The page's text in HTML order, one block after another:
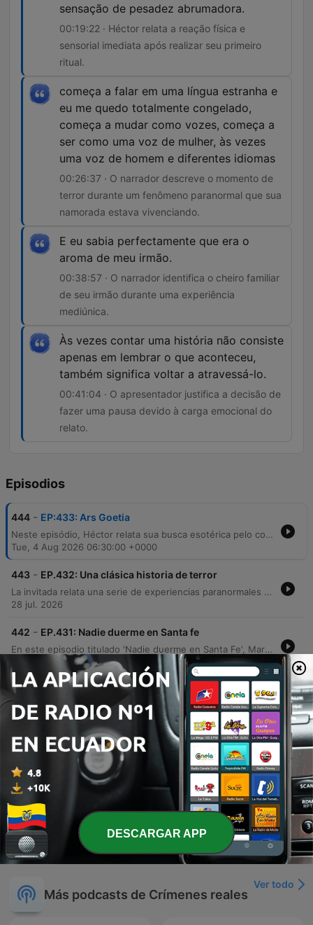
sensação de pesadez abrumadora.
00:19:22 · Héctor relata a reação física e
sensorial imediata após realizar seu primeiro
ritual.
começa a falar em uma língua estranha e
eu me quedo totalmente congelado,
começa a mudar como vozes, começa a
ser como uma voz de mulher, às vezes
uma voz de homem e diferentes idiomas
00:26:37 · O narrador descreve o momento de
terror durante um fenômeno paranormal que sua
namorada estava vivenciando.
E eu sabia perfectamente que era o
aroma de meu irmão.
00:38:57 · O narrador identifica o cheiro familiar
de seu irmão durante uma experiência
mediúnica.
Às vezes contar uma história não consiste
apenas em lembrar o que aconteceu,
também significa voltar a atravessá-lo.
00:41:04 · O apresentador justifica a decisão de
fazer uma pausa devido à carga emocional do
relato.
Episodios
444 - EP:433: Ars Goetia
Neste episódio, Héctor relata sua busca esotérica pelo contato com o irmão falecido através do estudo da Ars Goetia e rituais de invocação. Ele descreve experiências sobrenaturais intensas, incluindo fenômenos paranormais que afetaram sua namorada e um reencontro sensorial com o aroma de seu irmão durante uma meditação. A narrativa culmina em um momento de tensão ao ouvir batidas misteriosas em sua porta, levando os apresentadores a interromper o relato para respeitar a carga emocional do convidado.
Tue, 4 Aug 2026 06:30:00 +0000
443 - EP.432: Una clásica historia de terror
La invitada relata una serie de experiencias paranormales vividas en una casa de fin de semana en Guacalera, Jujuy, que abarcan desde su infancia hasta la edad adulta. Describe sucesos inexplicables como presencias oscuras, ruidos y fenómenos con el agua, culminando en un episodio de terror donde una amiga sufre un ataque físico por parte de una entidad. Tras enfrentar situaciones de aislamiento y agresiones físicas, la narradora relata cómo decidió confrontar a la entidad, a la que identifica como Mohamed, para establecer una convivencia pacífica. El episodio también explora otras historias sobrenaturales del norte de Jujuy y reflexiona sobre el aprendizaje de gestionar la sensibilidad espiritual.
28 jul. 2026
442 - EP.431: Nadie duerme en Santa fe
En este episodio titulado 'Nadie duerme en Santa Fe', Martín Echevarría presenta los relatos de Emilia y Maya sobre experiencias paranormales. Emilia comparte sucesos inquietantes ocurridos en su pueblo natal, Ceres, relacionados con presencias extrañas y encuentros tras el fallecimiento de sus abuelos. Por su parte, Maya relata sucesos inexplicables vividos en Santa Fe, incluyendo presencias visuales, ataques físicos y una visita a una curandera. El episodio explora también episodios de parálisis del sueño, lesiones físicas inexplicables y la presencia de acompañantes espirituales.
441 - EP.430: El diablo vestido de niña
Neste episódio, Martim Echevarria apresenta o relato de Joaquina sobre experiências paranormais em sua casa na Argentina, detalhando manifestações como figuras misteriosas e objetos com comportamentos inexplicáveis. A narrativa explora também presenças de entidades infantis, alterações na realidade física e fenômenos que afetaram seus familiares. A discussão aborda a natureza do medo e as dificuldades de compreender fenômenos que não possuem uma explicação lógica, encerrando com uma reflexão sobre como o desconhecido pode se manifestar de formas inesperadas.
14 jul. 2026
440 - EP.429: Los malditos Figueroa
Rosa relata la historia de su familia en Argentina, marcada por una supuesta maldición derivada de las acciones de su abuelo, quien profanó un cementerio para construir su riqueza. La narración describe sucesos paranormales, muertes trágicas y la herencia de capacidades psíquicas que Rosa ha experimentado desde su infancia. La conversación profundiza en experiencias paranormales de su niñez, incluyendo el encuentro con un niño fallecido y un ataque físico por parte de una presencia oscura. El episodio concluye con la revelación de que Rosa es médium y una reflexión sobre la carga de estas experiencias generacionales.
Tue, 7 Jul 2026 06:30:00 +0000
Más podcasts de Crímenes reales
Ver todo
DESCARGAR APP